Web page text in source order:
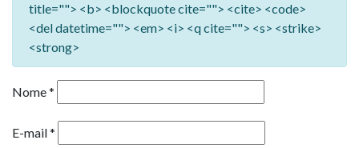
title=""> <b> <blockquote cite=""> <cite> <code>
<del datetime=""> <em> <i> <q cite=""> <s> <strike>
<strong>
Nome*
E-mail*